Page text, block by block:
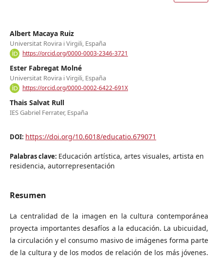
Albert Macaya Ruiz
Universitat Rovira i Virgili, España
https://orcid.org/0000-0003-2346-3721
Ester Fabregat Molné
Universitat Rovira i Virgili, España
https://orcid.org/0000-0002-6422-691X
Thais Salvat Rull
IES Gabriel Ferrater, España
DOI: https://doi.org/10.6018/educatio.679071
Palabras clave: Educación artística, artes visuales, artista en
residencia, autorrepresentación
Resumen
La centralidad de la imagen en la cultura contemporánea
proyecta importantes desafíos a la educación. La ubicuidad,
la circulación y el consumo masivo de imágenes forma parte
de la cultura y de los modos de relación de los más jóvenes.